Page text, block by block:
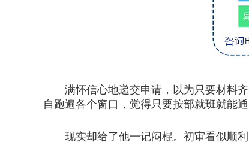
满怀信心地递交申请，以为只要材料齐
自跑遍各个窗口，觉得只要按部就班就能通
现实却给了他一记闷棍。初审看似顺利